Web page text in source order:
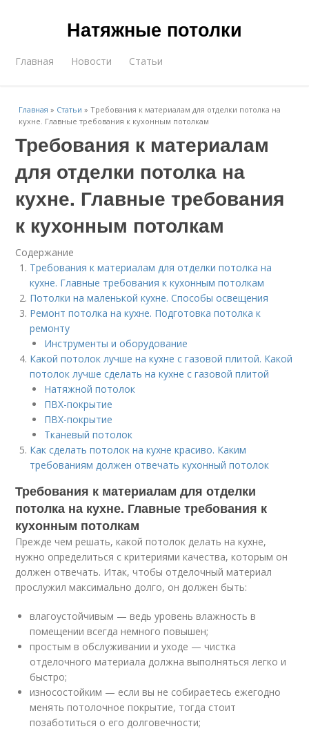
Натяжные потолки
Главная Новости Статьи
Главная » Статьи »Требования к материалам для отделки потолка на
кухне. Главные требования к кухонным потолкам
Требования к материалам
для отделки потолка на
кухне. Главные требования
к кухонным потолкам
Содержание
Требования к материалам для отделки потолка на
кухне. Главные требования к кухонным потолкам
Потолки на маленькой кухне. Способы освещения
Ремонт потолка на кухне. Подготовка потолка к
ремонту
Инструменты и оборудование
Какой потолок лучше на кухне с газовой плитой. Какой
потолок лучше сделать на кухне с газовой плитой
Натяжной потолок
ПВХ-покрытие
ПВХ-покрытие
Тканевый потолок
Как сделать потолок на кухне красиво. Каким
требованиям должен отвечать кухонный потолок
Требования к материалам для отделки
потолка на кухне. Главные требования к
кухонным потолкам
Прежде чем решать, какой потолок делать на кухне,
нужно определиться с критериями качества, которым он
должен отвечать. Итак, чтобы отделочный материал
прослужил максимально долго, он должен быть:
влагоустойчивым — ведь уровень влажность в
помещении всегда немного повышен;
простым в обслуживании и уходе — чистка
отделочного материала должна выполняться легко и
быстро;
износостойким — если вы не собираетесь ежегодно
менять потолочное покрытие, тогда стоит
позаботиться о его долговечности;